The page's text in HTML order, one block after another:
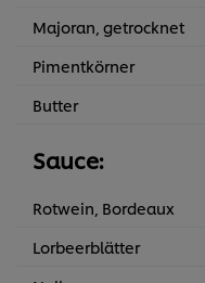
Majoran, getrocknet
Pimentkörner
Butter
Sauce:
Rotwein, Bordeaux
Lorbeerblätter